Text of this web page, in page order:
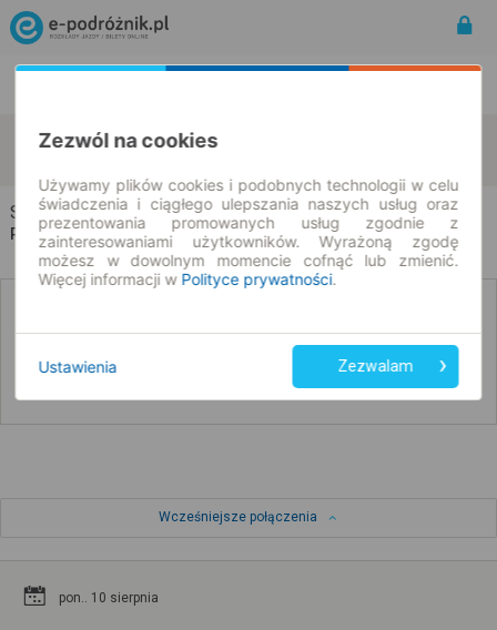
Słupsk Wielichowo
Słupsk → Wielichowo
Rozkład jazdy i bilety
Poniżej przedstawiamy dostępne połączenia z innych dat
Wcześniejsze połączenia
pon.. 10 sierpnia
Zezwól na cookies
Używamy plików cookies i podobnych technologii w celu
świadczenia i ciągłego ulepszania naszych usług oraz
prezentowania promowanych usług zgodnie z
zainteresowaniami użytkowników. Wyrażoną zgodę
możesz w dowolnym momencie cofnąć lub zmienić.
Więcej informacji w Polityce prywatności.
Ustawienia Zezwalam